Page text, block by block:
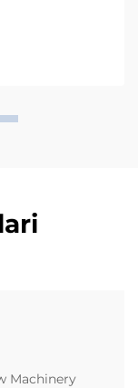
doimiy
omil — bu
Machinery